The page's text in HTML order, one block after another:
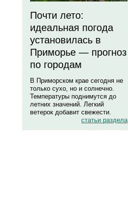
Почти лето:
идеальная погода
установилась в
Приморье — прогноз
по городам
В Приморском крае сегодня не
только сухо, но и солнечно.
Температуры поднимутся до
летних значений. Легкий
ветерок добавит свежести.
статьи раздела